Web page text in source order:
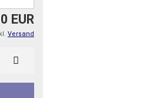
EUR
Versand